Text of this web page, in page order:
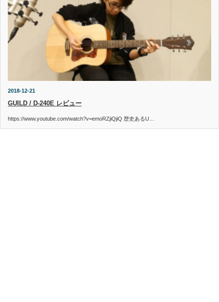
2018-12-21
GUILD / D-240E レビュー
https://www.youtube.com/watch?v=emoRZjiQjiQ 歴史あるU…